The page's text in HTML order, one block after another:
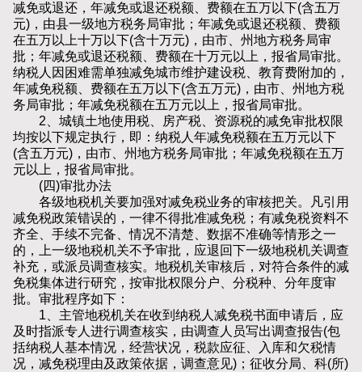
减免或退还，年减免或退还税额、费额在五万以下(含五万
元)，由县一级地方税务局审批；年减免或退还税额、费额
在五万以上十万以下(含十万元)，由市、州地方税务局审
批；年减免或退还税额、费额在十万元以上，报省局审批。
纳税人因困难需单独减免城市维护建设税、教育费附加的，
年减免税额、费额在五万以下(含五万元)，由市、州地方税
务局审批；年减免税额在五万元以上，报省局审批。
2、城镇土地使用税、房产税、资源税的减免审批权限
均按以下规定执行，即：纳税人年减免税额在五万元以下
(含五万元)，由市、州地方税务局审批；年减免税额在五万
元以上，报省局审批。
(四)审批办法
各级地税机关要加强对减免税业务的审核把关。凡引用
减免税政策错误的，一律不得批准减免税；有减免税资料不
齐全、手续不完备、情况不清楚、数据不准确等情形之一
的，上一级地税机关不予审批，应退回下一级地税机关调查
补充，或派员调查核实。地税机关审核后，对符合条件的减
免税集体进行研究，按审批权限分户、分税种、分年度审
批。审批程序如下：
1、主管地税机关在收到纳税人减免税书面申请后，应
及时指派专人进行调查核实，由调查人员写出调查报告(包
括纳税人基本情况，经营状况，税款应征、入库和欠税情
况，减免税理由及政策依据，调查意见)；征收分局、科(所)